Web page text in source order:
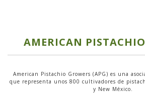
AMERICAN
American Pistachio Growers (APG) es una
que representa unos 800 cultivadores de
y New México.